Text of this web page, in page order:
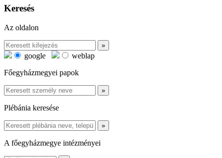
Keresés
Az oldalon
google
weblap
Főegyházmegyei papok
Plébánia keresése
A főegyházmegye intézményei